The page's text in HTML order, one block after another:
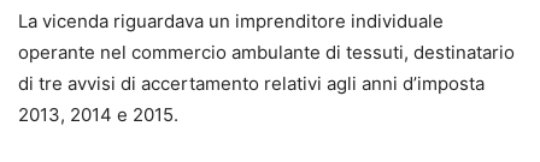
giurisprudenziali nazionali ed europee, analizza le
contestazioni più frequenti, i vizi degli atti impositivi, del
fermo amministrativo, dell’ipoteca e dei pignoramenti
esattoriali e le relative soluzioni, attraverso il
La vicenda riguardava un imprenditore individuale
operante nel commercio ambulante di tessuti, destinatario
di tre avvisi di accertamento relativi agli anni d’imposta
2013, 2014 e 2015.